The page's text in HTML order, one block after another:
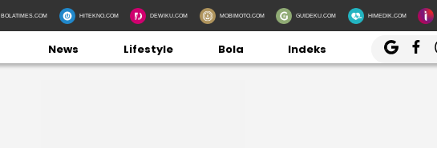
BOLATIMES.COM HITEKNO.COM DEWIKU.COM MOBIMOTO.COM GUIDEKU.COM HIMEDIK.COM
News Lifestyle Bola Indeks